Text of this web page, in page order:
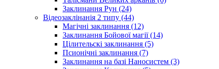
Заклинання Рун (24)
Відеозаклінанія 2 типу (44)
Магічні заклинання (12)
Заклинання Бойової магії (14)
Цілительскі заклинання (5)
Псионічні заклинання (7)
Заклинання на базі Наносистем (3)